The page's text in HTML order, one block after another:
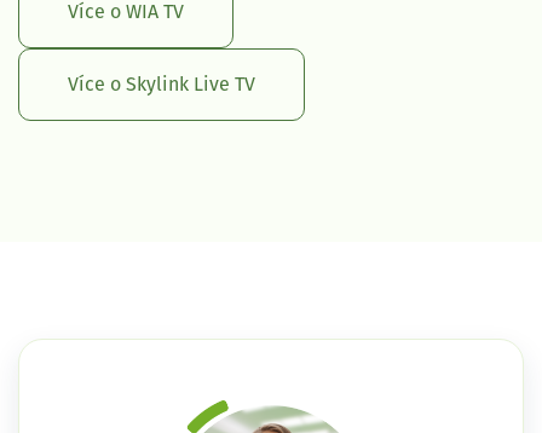
Více o WIA TV
Více o Skylink Live TV